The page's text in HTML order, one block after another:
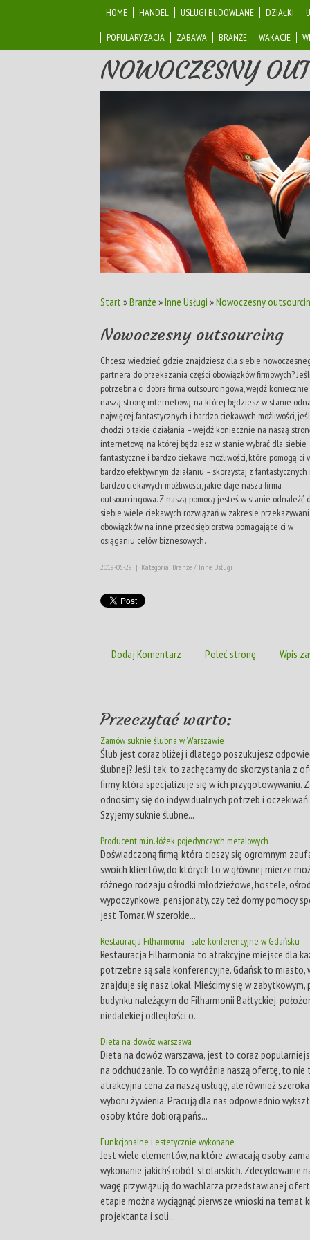
HOME HANDEL USŁUGI BUDOWLANE DZIAŁKI
POPULARYZACJA
ZABAWA BRANŻE WAKACJE
NOWOCZESNY
Start »Branże »Inne Usługi »Nowoczesny
Nowoczesny outsourcing
Chcesz wiedzieć, gdzie znajdziesz dla siebie
partnera do przekazania części obowiązków firmowych?
potrzebna ci dobra firma outsourcingowa, wejdź
naszą stronę internetową, na której będziesz w stanie
najwięcej fantastycznych i bardzo ciekawych możliwości,
chodzi o takie działania – wejdź koniecznie na naszą
internetową, na której będziesz w stanie wybrać dla siebie
fantastyczne i bardzo ciekawe możliwości, które pomogą ci
bardzo efektywnym działaniu – skorzystaj z fantastycznych
bardzo ciekawych możliwości, jakie daje nasza firma
outsourcingowa. Z naszą pomocą jesteś w stanie odnaleźć
siebie wiele ciekawych rozwiązań w zakresie
obowiązków na inne przedsiębiorstwa pomagające ci w
osiąganiu celów biznesowych.
2019-05-29 | Kategoria: Branże / Inne Usługi
Dodaj Komentarz Poleć stronę Wpis
Przeczytać warto:
Zamów suknie ślubna w Warszawie
Ślub jest coraz bliżej i dlatego poszukujesz
ślubnej? Jeśli tak, to zachęcamy do skorzystania z
firmy, która specjalizuje się w ich przygotowywaniu.
odnosimy się do indywidualnych potrzeb i
Szyjemy suknie ślubne...
Producent m.in. łóżek pojedynczych metalowych
Doświadczoną firmą, która cieszy się ogromnym
swoich klientów, do których to w głównej mierze
różnego rodzaju ośrodki młodzieżowe, hostele,
wypoczynkowe, pensjonaty, czy też domy pomocy
jest Tomar. W szerokie...
Restauracja Filharmonia - sale konferencyjne w Gdańsku
Restauracja Filharmonia to atrakcyjne miejsce dla
potrzebne są sale konferencyjne. Gdańsk to miasto,
znajduje się nasz lokal. Mieścimy się w zabytkowym,
budynku należącym do Filharmonii Bałtyckiej,
niedalekiej odległości o...
Dieta na dowóz warszawa
Dieta na dowóz warszawa, jest to coraz
na odchudzanie. To co wyróżnia naszą ofertę, to nie
atrakcyjna cena za naszą usługę, ale również
wyboru żywienia. Pracują dla nas odpowiednio
osoby, które dobiorą pańs...
Funkcjonalne i estetycznie wykonane
Jest wiele elementów, na które zwracają osoby
wykonanie jakichś robót stolarskich. Zdecydowanie
wagę przywiązują do wachlarza przedstawianej
etapie można wyciągnąć pierwsze wnioski na temat
projektanta i soli...